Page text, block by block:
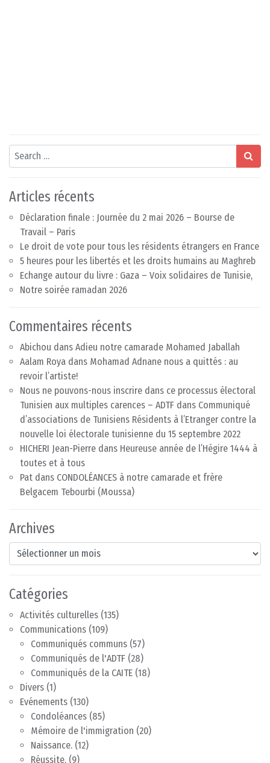
Search
Articles récents
Déclaration finale : Journée du 2 mai 2026 – Bourse de
Travail – Paris
Le droit de vote pour tous les résidents étrangers en France
5 heures pour les libertés et les droits humains au Maghreb
Echange autour du livre : Gaza – Voix solidaires de Tunisie,
Notre soirée ramadan 2026
Commentaires récents
Abichou dans Adieu notre camarade Mohamed Jaballah
Aalam Roya dans Mohamad Adnane nous a quittés : au
revoir l’artiste!
Nous ne pouvons-nous inscrire dans ce processus électoral
Tunisien aux multiples carences – ADTF dans Communiqué
d’associations de Tunisiens Résidents à l’Etranger contre la
nouvelle loi électorale tunisienne du 15 septembre 2022
HICHERI Jean-Pierre dans Heureuse année de l’Hégire 1444 à
toutes et à tous
Pat dans CONDOLÉANCES à notre camarade et frère
Belgacem Tebourbi (Moussa)
Archives
Archives
Catégories
Activités culturelles (135)
Communications (109)
Communiqués communs (57)
Communiqués de l'ADTF (28)
Communiqués de la CAITE (18)
Divers (1)
Evénements (130)
Condoléances (85)
Mémoire de l'immigration (20)
Naissance. (12)
Réussite. (9)